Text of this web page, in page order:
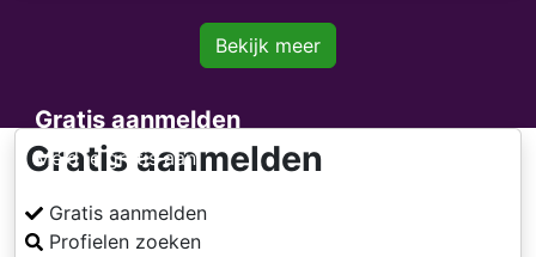
Bekijk meer
Gratis aanmelden
Meld je gratis aan
Gratis aanmelden
Gratis aanmelden
Profielen zoeken